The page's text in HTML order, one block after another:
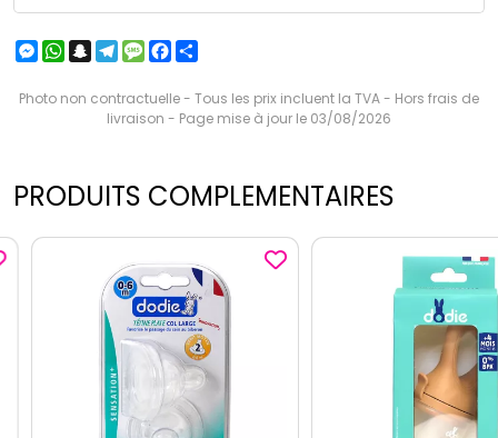
Messenger
WhatsApp
Snapchat
Telegram
MessageFacebook
Photo non contractuelle - Tous les prix incluent la TVA - Hors frais de
livraison - Page mise à jour le 03/08/2026
PRODUITS COMPLEMENTAIRES